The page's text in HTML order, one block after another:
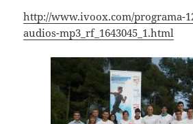
http://www.ivoox.com/programa-
audios-mp3_rf_1643045_1.html